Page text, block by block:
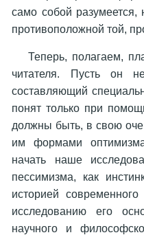
само собой разумеется,
противоположной той,
Теперь, полагаем,
читателя. Пусть он
составляющий
понят только при
должны быть, в свою
им формами
начать наше
пессимизма, как
историей
исследованию его
научного и